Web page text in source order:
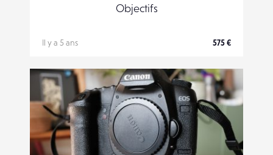
Objectifs
Il y a 5 ans 575 €